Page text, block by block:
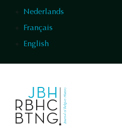
Nederlands
Français
English